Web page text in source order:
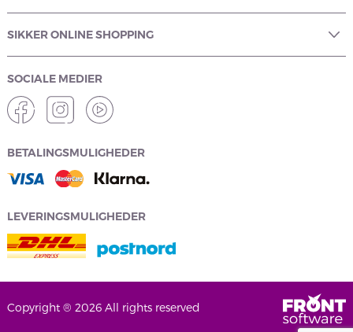
SIKKER ONLINE SHOPPING
SOCIALE MEDIER
BETALINGSMULIGHEDER
LEVERINGSMULIGHEDER
Copyright ® 2026 All rights reserved